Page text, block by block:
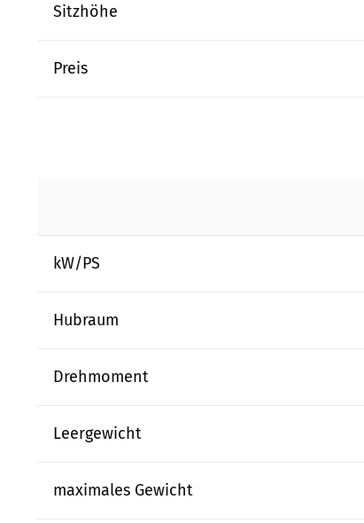
Sitzhöhe
Preis
kW/PS
Hubraum
Drehmoment
Leergewicht
maximales Gewicht